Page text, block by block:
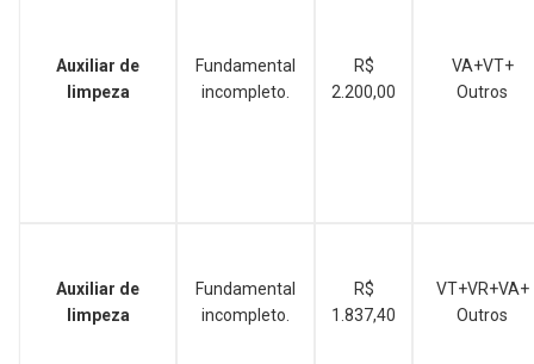
Auxiliar de
limpeza
Fundamental
incompleto.
R$
2.200,00
VA+VT+
Outros
Auxiliar de
limpeza
Fundamental
incompleto.
R$
1.837,40
VT+VR+VA+
Outros